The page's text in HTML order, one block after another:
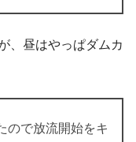
、昼はやっぱダムカ
ので放流開始をキ